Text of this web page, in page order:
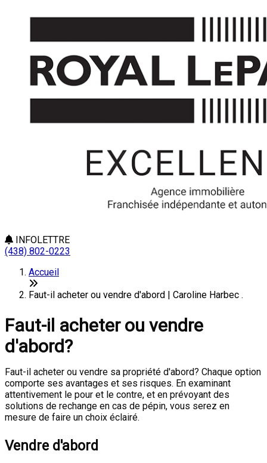
INFOLETTRE
(438) 802-0223
Accueil
Faut-il acheter ou vendre d'abord | Caroline Harbec .
Faut-il acheter ou vendre
d'abord?
Faut-il acheter ou vendre sa propriété d'abord? Chaque option
comporte ses avantages et ses risques. En examinant
attentivement le pour et le contre, et en prévoyant des
solutions de rechange en cas de pépin, vous serez en
mesure de faire un choix éclairé.
Vendre d'abord